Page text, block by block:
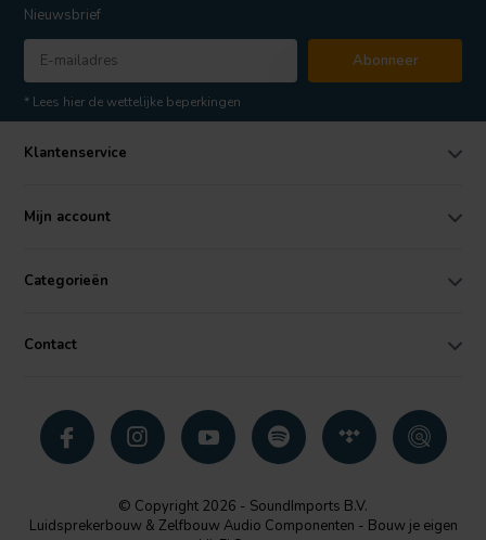
Nieuwsbrief
Abonneer
* Lees hier de wettelijke beperkingen
Klantenservice
Mijn account
Categorieën
Contact
© Copyright 2026 - SoundImports B.V.
Luidsprekerbouw & Zelfbouw Audio Componenten - Bouw je eigen